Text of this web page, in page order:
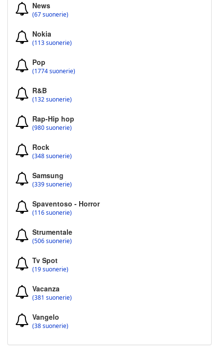
News
(67 suonerie)
Nokia
(113 suonerie)
Pop
(1774 suonerie)
R&B
(132 suonerie)
Rap-Hip hop
(980 suonerie)
Rock
(348 suonerie)
Samsung
(339 suonerie)
Spaventoso - Horror
(116 suonerie)
Strumentale
(506 suonerie)
Tv Spot
(19 suonerie)
Vacanza
(381 suonerie)
Vangelo
(38 suonerie)